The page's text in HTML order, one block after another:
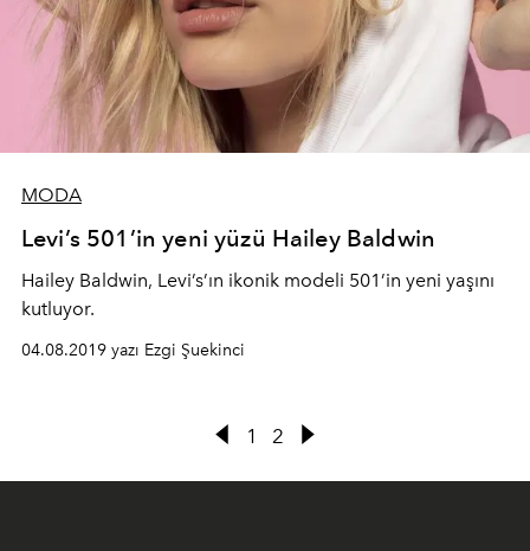
MODA
Levi’s 501’in yeni yüzü Hailey Baldwin
Hailey Baldwin, Levi’s’ın ikonik modeli 501’in yeni yaşını
kutluyor.
04.08.2019 yazı Ezgi Şuekinci
1 2